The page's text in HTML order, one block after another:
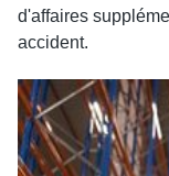
d'affaires
accident.